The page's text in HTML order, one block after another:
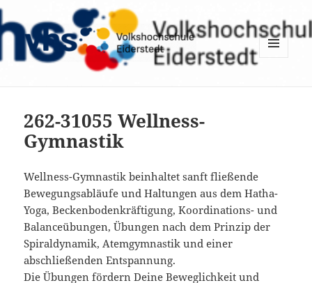
262-31055 Wellness-
Gymnastik
Wellness-Gymnastik beinhaltet sanft fließende
Bewegungsabläufe und Haltungen aus dem Hatha-
Yoga, Beckenbodenkräftigung, Koordinations- und
Balanceübungen, Übungen nach dem Prinzip der
Spiraldynamik, Atemgymnastik und einer
abschließenden Entspannung.
Die Übungen fördern Deine Beweglichkeit und